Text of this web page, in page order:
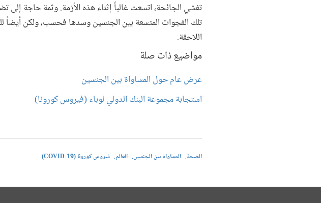
تفشي الجائحة، اتسعت غالباً إثناء هذه الأزمة. وثمة حاجة إلى
تلك الفجوات المتسعة بين الجنسين وسدها فحسب، ولكن أيضاً
اللاحقة.
مواضيع ذات صلة
عرض عام حول المساواة بين الجنسين
استجابة مجموعة البنك الدولي لوباء (فيروس كورونا)
الصحة المساواة بين الجنسين العالم فيروس كورونا (COVID-19)